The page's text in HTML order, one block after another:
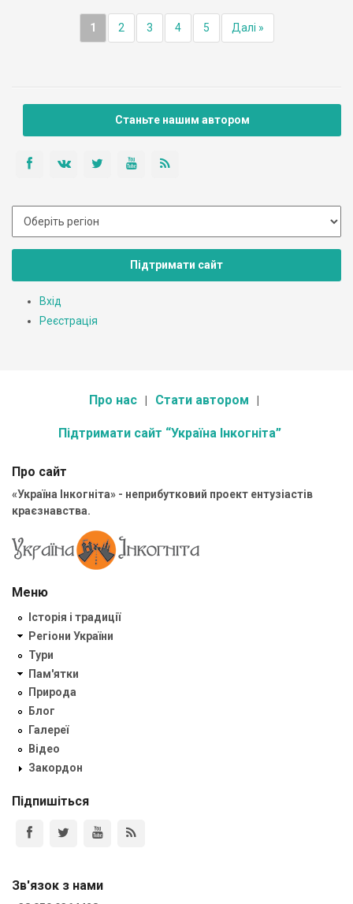
1 2 3 4 5 Далі »
Станьте нашим автором
Підтримати сайт
Вхід
Реєстрація
Про нас Стати автором
Підтримати сайт “Україна Інкогніта”
Про сайт
«Україна Інкогніта» - неприбутковий проект ентузіастів
краєзнавства.
Меню
Історія і традиції
Регіони України
Тури
Пам'ятки
Природа
Блог
Галереї
Відео
Закордон
Підпишіться
Зв'язок з нами